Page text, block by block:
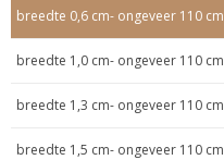
breedte 0,6 cm- ongeveer 110 cm
breedte 1,0 cm- ongeveer 110 cm
breedte 1,3 cm- ongeveer 110 cm
breedte 1,5 cm- ongeveer 110 cm